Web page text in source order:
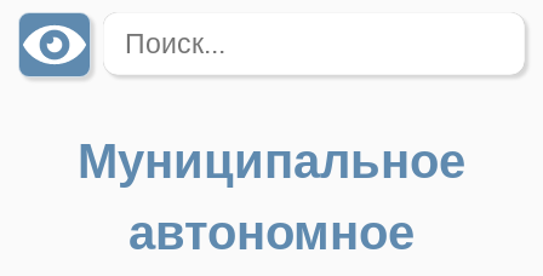
Муниципальное
автономное